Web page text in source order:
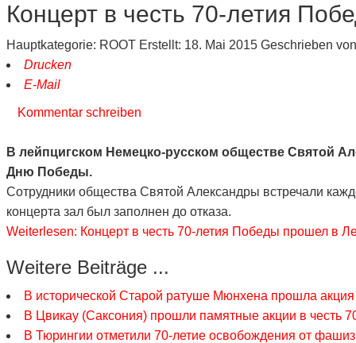
Концерт в честь 70-летия
Hauptkategorie: ROOT Erstellt: 18. Mai 2015 Geschrieben
Drucken
E-Mail
Kommentar schreiben
В лейпцигском Немецко-русском обществе Святой
Дню Победы.
Cотрудники общества Святой Александры встречали
концерта зал был заполнен до отказа.
Weiterlesen: Концерт в честь 70-летия Победы прошел в
Weitere Beiträge ...
В исторической Старой ратуше Мюнхена прошла
В Цвикау (Саксония) прошли памятные акции в честь
В Тюрингии отметили 70-летие освобождения от